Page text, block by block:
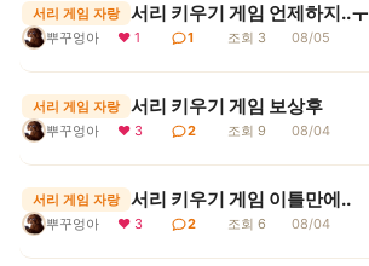
서리 게임 자랑 서리 키우기 게임 언제하지..ㅜ
뿌꾸엉아 ❤ 1 1 조회 3 08/05
서리 게임 자랑 서리 키우기 게임 보상후
뿌꾸엉아 ❤ 3 2 조회 9 08/04
서리 게임 자랑 서리 키우기 게임 이틀만에..
뿌꾸엉아 ❤ 3 2 조회 6 08/04